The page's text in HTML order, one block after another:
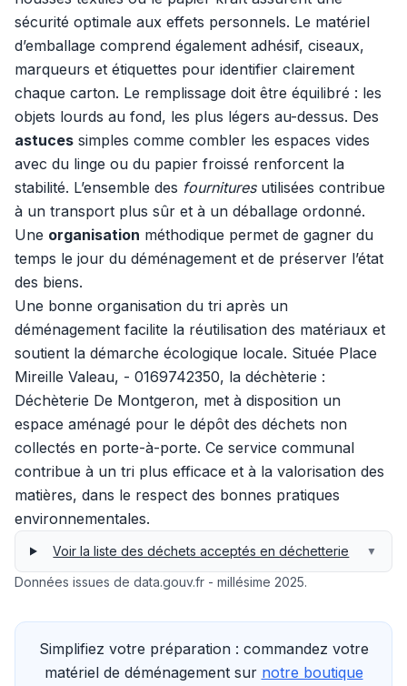
sécurité optimale aux effets personnels. Le matériel
d’emballage comprend également adhésif, ciseaux,
marqueurs et étiquettes pour identifier clairement
chaque carton. Le remplissage doit être équilibré : les
objets lourds au fond, les plus légers au-dessus. Des
astuces simples comme combler les espaces vides
avec du linge ou du papier froissé renforcent la
stabilité. L’ensemble des fournituresutilisées contribue
à un transport plus sûr et à un déballage ordonné.
Une organisation méthodique permet de gagner du
temps le jour du déménagement et de préserver l’état
des biens.
Une bonne organisation du tri après un
déménagement facilite la réutilisation des matériaux et
soutient la démarche écologique locale. Située Place
Mireille Valeau, - 0169742350, la déchèterie :
Déchèterie De Montgeron, met à disposition un
espace aménagé pour le dépôt des déchets non
collectés en porte-à-porte. Ce service communal
contribue à un tri plus efficace et à la valorisation des
matières, dans le respect des bonnes pratiques
environnementales.
Voir la liste des déchets acceptés en déchetterie ▼
Données issues de data.gouv.fr - millésime 2025.
Simplifiez votre préparation : commandez votre
matériel de déménagement sur notre boutique